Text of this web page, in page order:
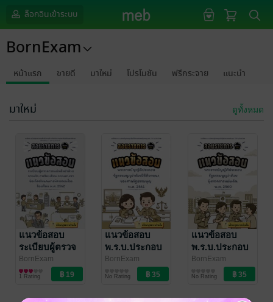
ล็อกอินเข้าระบบ
BornExam
หน้าแรก ขายดี มาใหม่ โปรโมชัน ฟรีกระจาย แนะนำ
มาใหม่ ดูทั้งหมด
แนวข้อสอบ
ระเบียบผู้ตรวจ
การแผ่นดินว่า
ด้วยการแจ้ง
การร้องเรียน
การแสวงหาข้อ
BornExam
การศึกษา/ตำรา
เรียน
1 Rating
แนวข้อสอบ
พ.ร.บ.ประกอบ
รัฐธรรมนูญว่า
ด้วยวิธีพิจารณา
ของศาล
รัฐธรรมนูญ
BornExam
การศึกษา/ตำรา
เรียน
No Rating
แนวข้อสอบ
พ.ร.บ.ประกอบ
รัฐธรรมนูญว่า
ด้วยผู้ตรวจการ
แผ่นดิน พ.ศ.
2560 +
BornExam
การศึกษา/ตำรา
เรียน
No Rating